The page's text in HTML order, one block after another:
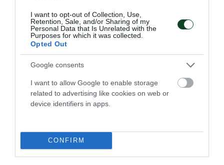
I want to opt-out of Collection, Use,
Retention, Sale, and/or Sharing of my
Personal Data that Is Unrelated with the
Purposes for which it was collected.
Opted Out
Google consents
I want to allow Google to enable storage
related to advertising like cookies on web or
device identifiers in apps.
CONFIRM
Το τμήμα πινγκ πονγκ ΑμεΑ του Παναθηναϊκού μπήκε
δυναμικά στο Πανελλήνιο Πρωτάθλημα στο ΣΕΦ και θέλει
να ολοκληρώσει αύριο στο ΣΕΦ με τον καλύτερο δυνατό